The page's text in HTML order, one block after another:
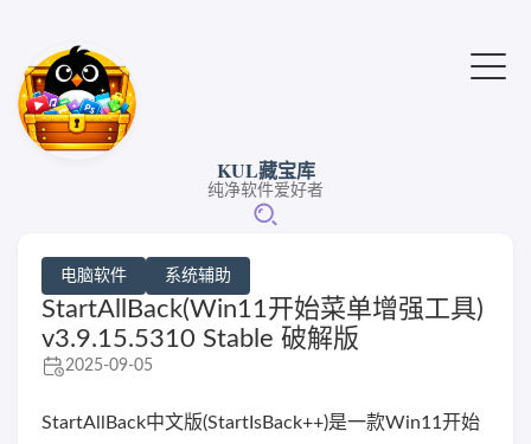
KUL藏宝库
纯净软件爱好者
电脑软件 系统辅助
StartAllBack(Win11开始菜单增强工具)
v3.9.15.5310 Stable 破解版
2025-09-05
StartAllBack中文版(StartIsBack++)是一款Win11开始